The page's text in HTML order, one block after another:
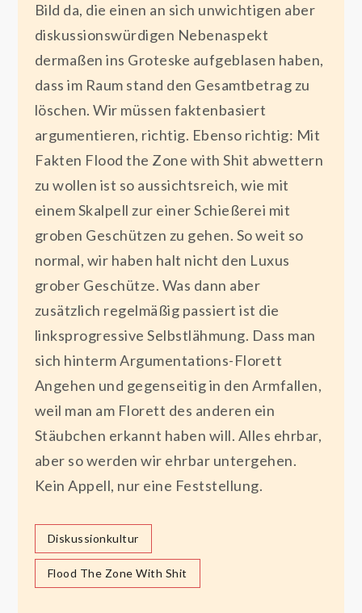
Bild da, die einen an sich unwichtigen aber
diskussionswürdigen Nebenaspekt
dermaßen ins Groteske aufgeblasen haben,
dass im Raum stand den Gesamtbetrag zu
löschen. Wir müssen faktenbasiert
argumentieren, richtig. Ebenso richtig: Mit
Fakten Flood the Zone with Shit abwettern
zu wollen ist so aussichtsreich, wie mit
einem Skalpell zur einer Schießerei mit
groben Geschützen zu gehen. So weit so
normal, wir haben halt nicht den Luxus
grober Geschütze. Was dann aber
zusätzlich regelmäßig passiert ist die
linksprogressive Selbstlähmung. Dass man
sich hinterm Argumentations-Florett
Angehen und gegenseitig in den Armfallen,
weil man am Florett des anderen ein
Stäubchen erkannt haben will. Alles ehrbar,
aber so werden wir ehrbar untergehen.
Kein Appell, nur eine Feststellung.
Diskussionkultur
Flood The Zone With Shit